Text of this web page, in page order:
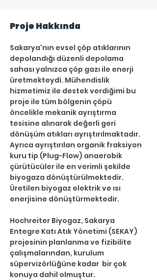
Proje Hakkında
Sakarya'nın evsel çöp atıklarının
depolandığı düzenli depolama
sahası yalnızca çöp gazı ile enerji
üretmekteydi. Mühendislik
hizmetimiz ile destek verdiğimi bu
proje ile tüm bölgenin çöpü
öncelikle mekanik ayrıştırma
tesisine alınarak değerli geri
dönüşüm atıkları ayrıştırılmaktadır.
Ayrıca ayrıştırılan organik fraksiyon
kuru tip (Plug-Flow) anaerobik
çürütücüler ile en verimli şekilde
biyogaza dönüştürülmektedir.
Üretilen biyogaz elektrik ve ısı
enerjisine dönüştürmektedir.
Hochreiter Biyogaz, Sakarya
Entegre Katı Atık Yönetimi (SEKAY)
projesinin planlanma ve fizibilite
çalışmalarından, kurulum
süpervizörlüğüne kadar  bir çok
konuya dahil olmuştur.